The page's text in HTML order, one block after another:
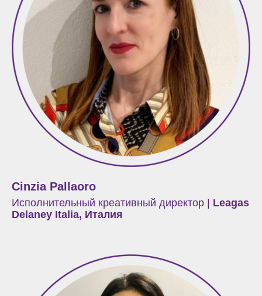
Cinzia Pallaoro
Исполнительный креативный директор | Leagas
Delaney Italia, Италия